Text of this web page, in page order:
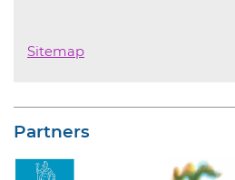
Sitemap
Partners